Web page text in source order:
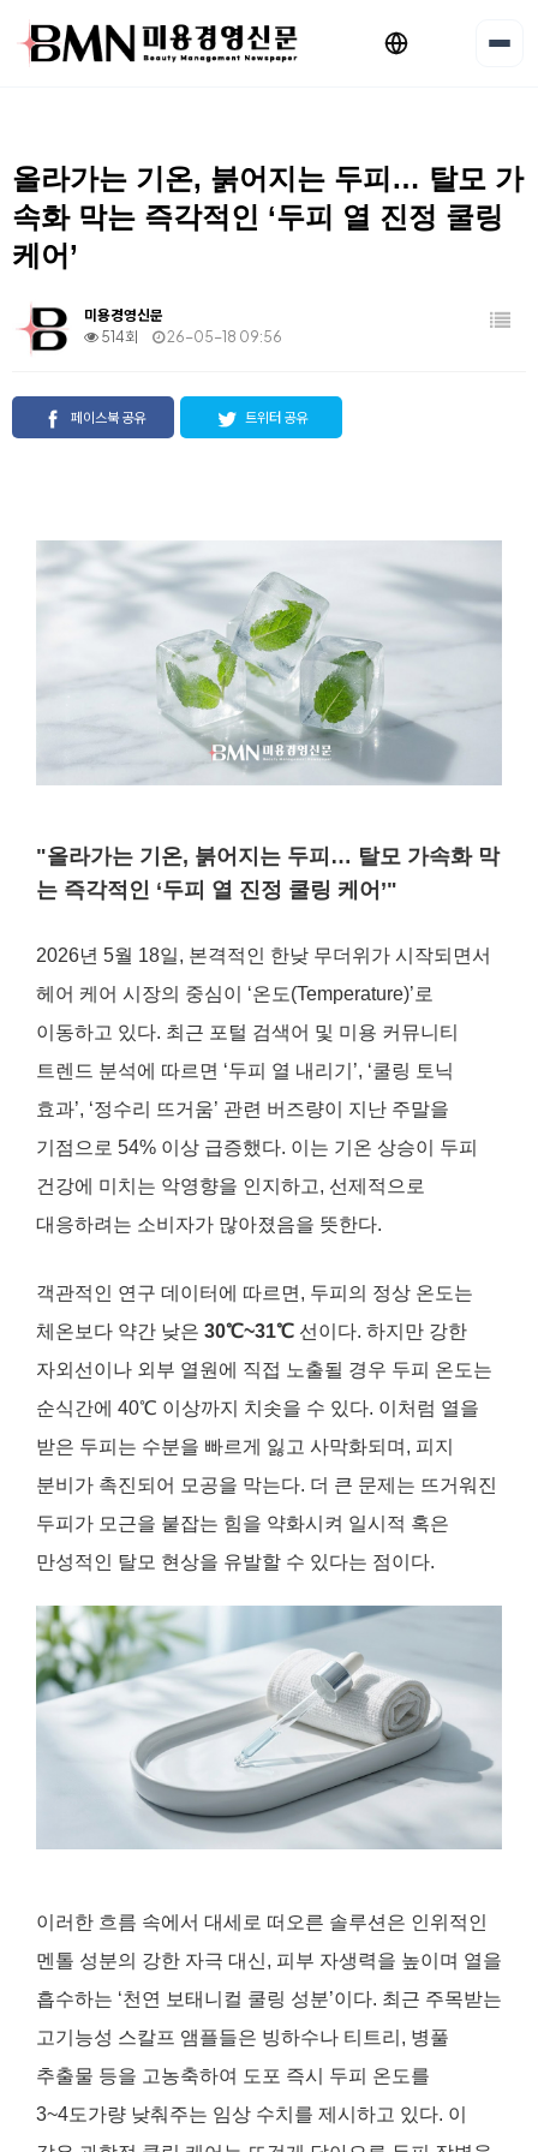
올라가는 기온, 붉어지는 두피… 탈모 가
속화 막는 즉각적인 ‘두피 열 진정 쿨링
케어’
미용경영신문
514회
26-05-18 09:56
페이스북 공유 트위터 공유
"올라가는 기온, 붉어지는 두피… 탈모 가속화 막
는 즉각적인 ‘두피 열 진정 쿨링 케어’"
2026년 5월 18일, 본격적인 한낮 무더위가 시작되면서
헤어 케어 시장의 중심이 ‘온도(Temperature)’로
이동하고 있다. 최근 포털 검색어 및 미용 커뮤니티
트렌드 분석에 따르면 ‘두피 열 내리기’, ‘쿨링 토닉
효과’, ‘정수리 뜨거움’ 관련 버즈량이 지난 주말을
기점으로 54% 이상 급증했다. 이는 기온 상승이 두피
건강에 미치는 악영향을 인지하고, 선제적으로
대응하려는 소비자가 많아졌음을 뜻한다.
객관적인 연구 데이터에 따르면, 두피의 정상 온도는
체온보다 약간 낮은 30℃~31℃ 선이다. 하지만 강한
자외선이나 외부 열원에 직접 노출될 경우 두피 온도는
순식간에 40℃ 이상까지 치솟을 수 있다. 이처럼 열을
받은 두피는 수분을 빠르게 잃고 사막화되며, 피지
분비가 촉진되어 모공을 막는다. 더 큰 문제는 뜨거워진
두피가 모근을 붙잡는 힘을 약화시켜 일시적 혹은
만성적인 탈모 현상을 유발할 수 있다는 점이다.
이러한 흐름 속에서 대세로 떠오른 솔루션은 인위적인
멘톨 성분의 강한 자극 대신, 피부 자생력을 높이며 열을
흡수하는 ‘천연 보태니컬 쿨링 성분’이다. 최근 주목받는
고기능성 스칼프 앰플들은 빙하수나 티트리, 병풀
추출물 등을 고농축하여 도포 즉시 두피 온도를
3~4도가량 낮춰주는 임상 수치를 제시하고 있다. 이